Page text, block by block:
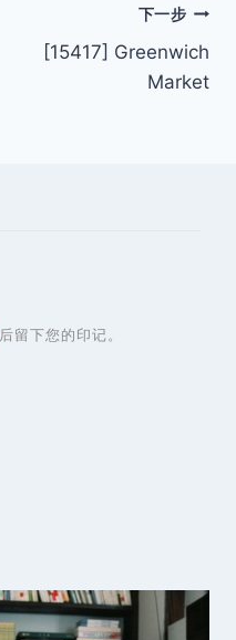
下一步
[15417] Greenwich
Market
后留下您的印记。